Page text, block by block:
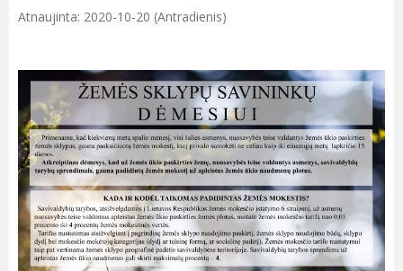
Atnaujinta: 2020-10-20 (Antradienis)